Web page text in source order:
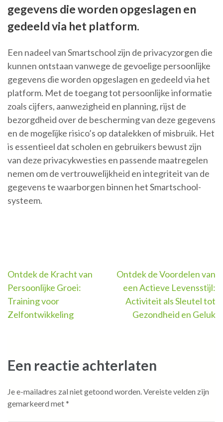
gegevens die worden opgeslagen en
gedeeld via het platform.
Een nadeel van Smartschool zijn de privacyzorgen die
kunnen ontstaan vanwege de gevoelige persoonlijke
gegevens die worden opgeslagen en gedeeld via het
platform. Met de toegang tot persoonlijke informatie
zoals cijfers, aanwezigheid en planning, rijst de
bezorgdheid over de bescherming van deze gegevens
en de mogelijke risico’s op datalekken of misbruik. Het
is essentieel dat scholen en gebruikers bewust zijn
van deze privacykwesties en passende maatregelen
nemen om de vertrouwelijkheid en integriteit van de
gegevens te waarborgen binnen het Smartschool-
systeem.
Berichtnavigatie
Ontdek de Kracht van
Persoonlijke Groei:
Training voor
Zelfontwikkeling
Ontdek de Voordelen van
een Actieve Levensstijl:
Activiteit als Sleutel tot
Gezondheid en Geluk
Een reactie achterlaten
Je e-mailadres zal niet getoond worden.Vereiste velden zijn
gemarkeerd met*